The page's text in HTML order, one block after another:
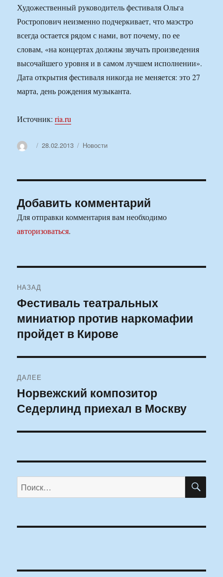
Художественный руководитель фестиваля Ольга
Ростропович неизменно подчеркивает, что маэстро
всегда остается рядом с нами, вот почему, по ее
словам, «на концертах должны звучать произведения
высочайшего уровня и в самом лучшем исполнении».
Дата открытия фестиваля никогда не меняется: это 27
марта, день рождения музыканта.
Источник:ria.ru
АвторОпубликовано
28.02.2013 Рубрики
Новости
Добавить комментарий
Для отправки комментария вам необходимо
авторизоваться.
по
записям
НАЗАД
Предыдущая
запись:
Фестиваль театральных
миниатюр против наркомафии
пройдет в Кирове
ДАЛЕЕ
Следующая
запись:
Норвежский композитор
Седерлинд приехал в Москву
Искать: